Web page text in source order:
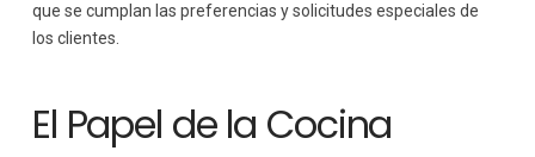
que se cumplan las preferencias y solicitudes especiales de
los clientes.
El Papel de la Cocina